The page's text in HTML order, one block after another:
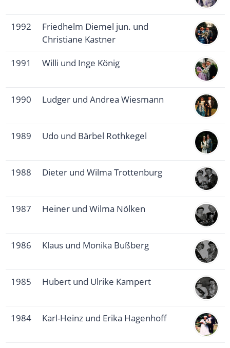
1992
Friedhelm Diemel jun. und
Christiane Kastner
1991
Willi und Inge König
1990 Ludger und Andrea Wiesmann
1989 Udo und Bärbel Rothkegel
1988 Dieter und Wilma Trottenburg
1987 Heiner und Wilma Nölken
1986 Klaus und Monika Bußberg
1985 Hubert und Ulrike Kampert
1984 Karl-Heinz und Erika Hagenhoff